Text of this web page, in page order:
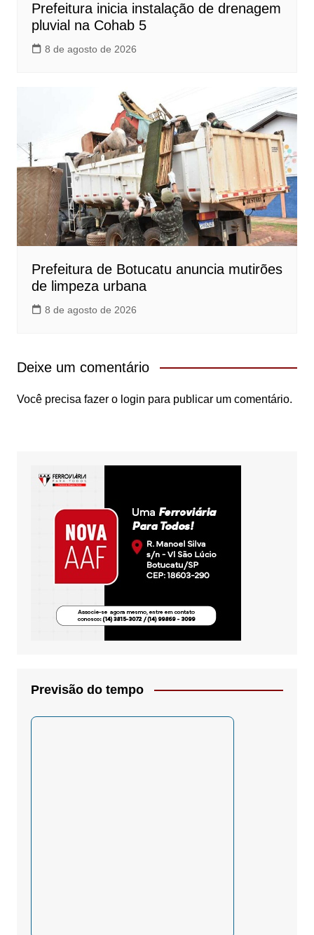
Prefeitura inicia instalação de drenagem
pluvial na Cohab 5
8 de agosto de 2026
Prefeitura de Botucatu anuncia mutirões
de limpeza urbana
8 de agosto de 2026
Deixe um comentário
Você precisa fazer o login para publicar um comentário.
Previsão do tempo